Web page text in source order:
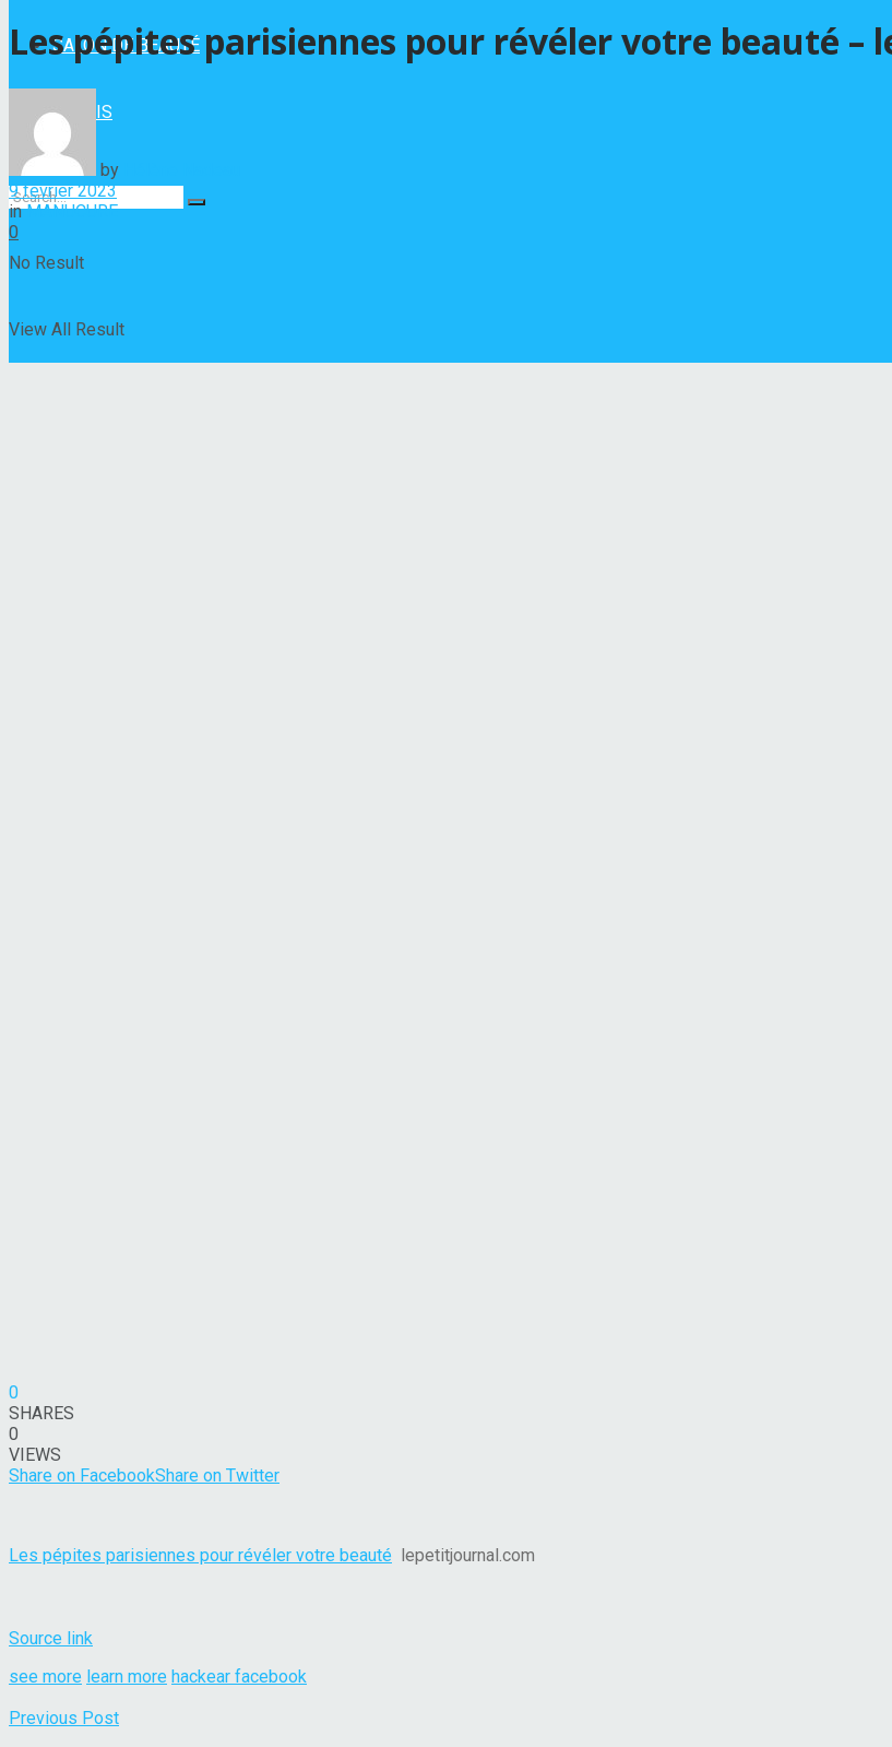
SALON DE BEAUTÉ
VERNIS
No Result
View All Result
Les pépites parisiennes pour révéler votre beauté
by
9 février 2023
in MANUCURE
0
0
SHARES
0
VIEWS
Share on FacebookShare on Twitter
Les pépites parisiennes pour révéler votre beauté lepetitjournal.com
Source link
see more learn more hackear facebook
Previous Post